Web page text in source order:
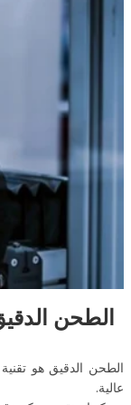
الطحن
الطحن الدقيق هو
عالية.